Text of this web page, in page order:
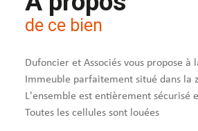
de ce bien
Dufoncier et Associés vous propose
Immeuble parfaitement situé dans la
L'ensemble est entièrement sécurisé
Toutes les cellules sont louées